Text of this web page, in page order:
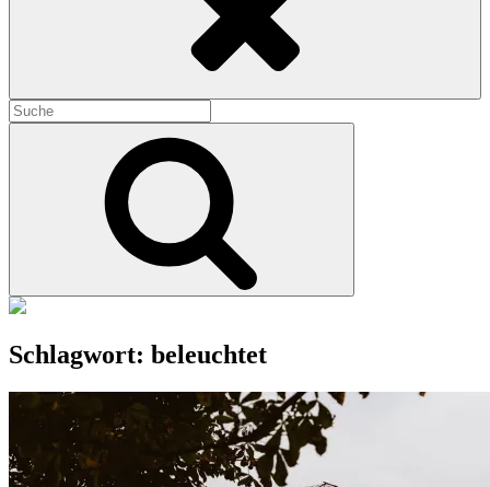
Search
for:
Schlagwort: beleuchtet